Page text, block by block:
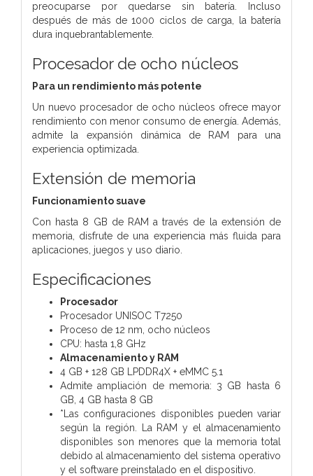
preocuparse por quedarse sin batería. Incluso
después de más de 1000 ciclos de carga, la batería
dura inquebrantablemente.
Procesador de ocho núcleos
Para un rendimiento más potente
Un nuevo procesador de ocho núcleos ofrece mayor
rendimiento con menor consumo de energía. Además,
admite la expansión dinámica de RAM para una
experiencia optimizada.
Extensión de memoria
Funcionamiento suave
Con hasta 8 GB de RAM a través de la extensión de
memoria, disfrute de una experiencia más fluida para
aplicaciones, juegos y uso diario.
Especificaciones
Procesador
Procesador UNISOC T7250
Proceso de 12 nm, ocho núcleos
CPU: hasta 1,8 GHz
Almacenamiento y RAM
4 GB + 128 GB LPDDR4X + eMMC 5.1
Admite ampliación de memoria: 3 GB hasta 6
GB, 4 GB hasta 8 GB
*Las configuraciones disponibles pueden variar
según la región. La RAM y el almacenamiento
disponibles son menores que la memoria total
debido al almacenamiento del sistema operativo
y el software preinstalado en el dispositivo.